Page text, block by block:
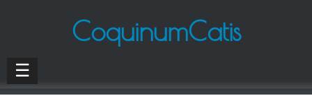
CoquinumCatis
☰